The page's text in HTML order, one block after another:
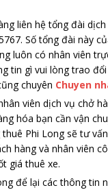
liên hệ tổng đài
Số tổng đài này
luôn có nhân viên
tin gì vui lòng trao
chuyên Chuyen
viên dịch vụ chở
hóa bạn cần vận
Phi Long sẽ tư
hàng và nhân viên
giá thuê xe.
để lại các thông tin